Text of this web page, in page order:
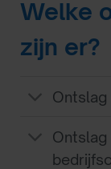
Welke
zijn er?
Ontslag